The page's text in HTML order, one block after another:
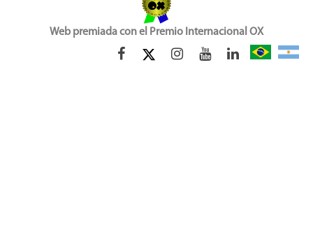
Web premiada con el Premio Internacional OX